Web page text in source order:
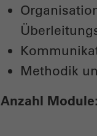
Methodik
Anzahl